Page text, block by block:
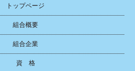
トップページ
組合概要
組合企業
資 格